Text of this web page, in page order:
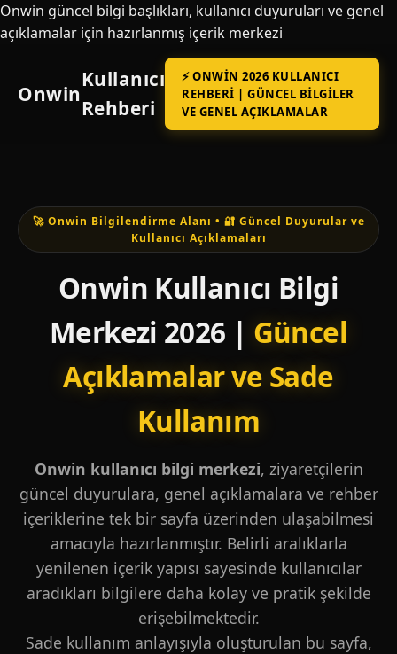
Onwin güncel bilgi başlıkları, kullanıcı duyuruları ve genel
açıklamalar için hazırlanmış içerik merkezi
Onwin
Kullanıcı
Rehberi
⚡ ONWIN 2026 KULLANICI
REHBERI | GÜNCEL BILGILER
VE GENEL AÇIKLAMALAR
🚀 Onwin Bilgilendirme Alanı • 🔐 Güncel Duyurular ve
Kullanıcı Açıklamaları
Onwin Kullanıcı Bilgi
Merkezi 2026 | Güncel
Açıklamalar ve Sade
Kullanım
Onwin kullanıcı bilgi merkezi, ziyaretçilerin
güncel duyurulara, genel açıklamalara ve rehber
içeriklerine tek bir sayfa üzerinden ulaşabilmesi
amacıyla hazırlanmıştır. Belirli aralıklarla
yenilenen içerik yapısı sayesinde kullanıcılar
aradıkları bilgilere daha kolay ve pratik şekilde
erişebilmektedir.
Sade kullanım anlayışıyla oluşturulan bu sayfa,